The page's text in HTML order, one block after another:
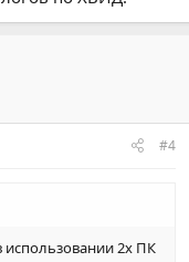
#4
использовании 2х ПК